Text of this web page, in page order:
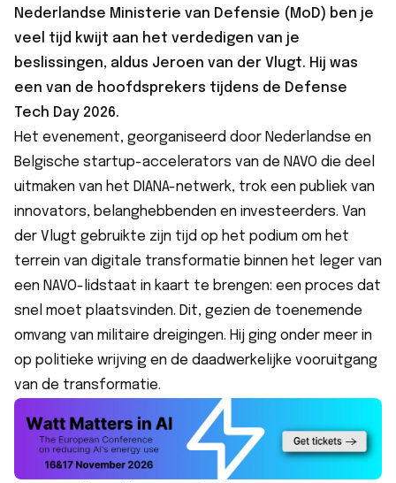
Nederlandse Ministerie van Defensie (MoD) ben je
veel tijd kwijt aan het verdedigen van je
beslissingen, aldus Jeroen van der Vlugt. Hij was
een van de hoofdsprekers tijdens de Defense
Tech Day 2026.
Het evenement, georganiseerd door Nederlandse en
Belgische startup-accelerators van de NAVO die deel
uitmaken van het DIANA-netwerk, trok een publiek van
innovators, belanghebbenden en investeerders. Van
der Vlugt gebruikte zijn tijd op het podium om het
terrein van digitale transformatie binnen het leger van
een NAVO-lidstaat in kaart te brengen: een proces dat
snel moet plaatsvinden. Dit, gezien de toenemende
omvang van militaire dreigingen. Hij ging onder meer in
op politieke wrijving en de daadwerkelijke vooruitgang
van de transformatie.